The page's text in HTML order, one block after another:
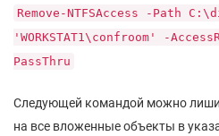
Remove-NTFSAccess -Path
'WORKSTAT1\confroom' -
PassThru
Следующей командой можно
на все вложенные объекты в